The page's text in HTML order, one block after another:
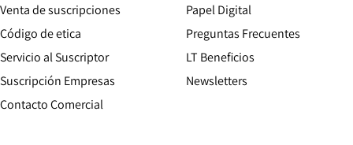
Venta de suscripciones
Código de etica Opens in new window
Servicio al Suscriptor
Suscripción Empresas
Contacto ComercialOpens in new window
Papel DigitalOpens in new
Preguntas Frecuentes
LT Beneficios
Newsletters